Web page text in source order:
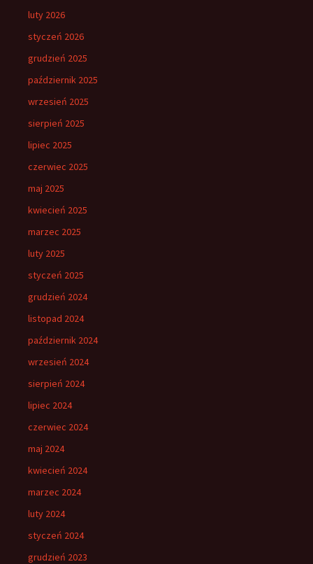
luty 2026
styczeń 2026
grudzień 2025
październik 2025
wrzesień 2025
sierpień 2025
lipiec 2025
czerwiec 2025
maj 2025
kwiecień 2025
marzec 2025
luty 2025
styczeń 2025
grudzień 2024
listopad 2024
październik 2024
wrzesień 2024
sierpień 2024
lipiec 2024
czerwiec 2024
maj 2024
kwiecień 2024
marzec 2024
luty 2024
styczeń 2024
grudzień 2023